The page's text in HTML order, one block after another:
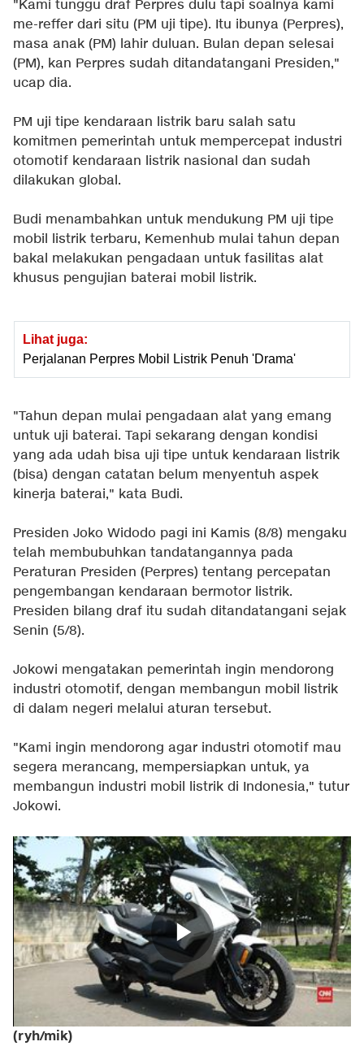
"Kami tunggu draf Perpres dulu tapi soalnya kami
me-reffer dari situ (PM uji tipe). Itu ibunya (Perpres),
masa anak (PM) lahir duluan. Bulan depan selesai
(PM), kan Perpres sudah ditandatangani Presiden,"
ucap dia.
PM uji tipe kendaraan listrik baru salah satu
komitmen pemerintah untuk mempercepat industri
otomotif kendaraan listrik nasional dan sudah
dilakukan global.
Budi menambahkan untuk mendukung PM uji tipe
mobil listrik terbaru, Kemenhub mulai tahun depan
bakal melakukan pengadaan untuk fasilitas alat
khusus pengujian baterai mobil listrik.
Lihat juga:
Perjalanan Perpres Mobil Listrik Penuh 'Drama'
"Tahun depan mulai pengadaan alat yang emang
untuk uji baterai. Tapi sekarang dengan kondisi
yang ada udah bisa uji tipe untuk kendaraan listrik
(bisa) dengan catatan belum menyentuh aspek
kinerja baterai," kata Budi.
Presiden Joko Widodo pagi ini Kamis (8/8) mengaku
telah membubuhkan tandatangannya pada
Peraturan Presiden (Perpres) tentang percepatan
pengembangan kendaraan bermotor listrik.
Presiden bilang draf itu sudah ditandatangani sejak
Senin (5/8).
Jokowi mengatakan pemerintah ingin mendorong
industri otomotif, dengan membangun mobil listrik
di dalam negeri melalui aturan tersebut.
"Kami ingin mendorong agar industri otomotif mau
segera merancang, mempersiapkan untuk, ya
membangun industri mobil listrik di Indonesia," tutur
Jokowi.
(ryh/mik)